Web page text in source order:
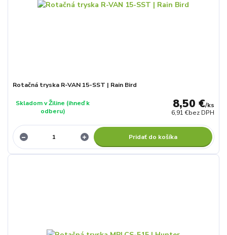
Rotačná tryska R-VAN 15-SST | Rain Bird
8,50 €/ks
6,91 €bez DPH
Skladom v Žiline (ihneď k
odberu)
Pridať do košíka